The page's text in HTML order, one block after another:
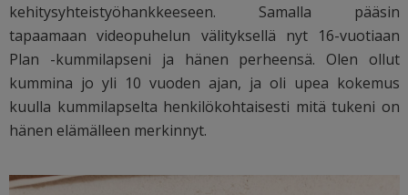
kehitysyhteistyöhankkeeseen. Samalla pääsin
tapaamaan videopuhelun välityksellä nyt 16-vuotiaan
Plan -kummilapseni ja hänen perheensä. Olen ollut
kummina jo yli 10 vuoden ajan, ja oli upea kokemus
kuulla kummilapselta henkilökohtaisesti mitä tukeni on
hänen elämälleen merkinnyt.